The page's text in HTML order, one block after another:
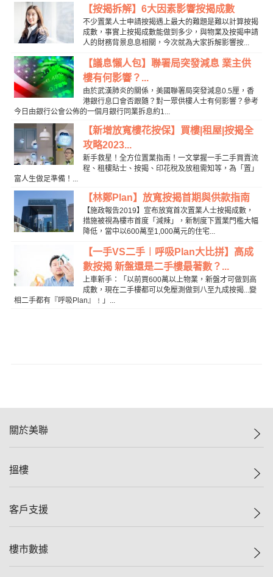
【按揭拆解】6大因素影響按揭成數
不少置業人士申請按揭遇上最大的難題是難以計算按揭
成數，事實上按揭成數能做到多少，與物業及按揭申請
人的財務背景息息相關，今次就為大家拆解影響按...
【議息懶人包】聯署局突發減息 業主供
樓有何影響？...
由於武漢肺炎的關係，美國聯署局突發減息0.5厘，香
港銀行息口會否跟隨？對一眾供樓人士有何影響？參考
今日由銀行公會公佈的一個月銀行同業拆息約1...
【新增放寬樓花按保】買樓|租屋|按揭全
攻略2023...
新手救星！全方位置業指南！一文掌握一手二手買賣流
程、租樓貼士、按揭、印花稅及放租需知等，為「置」
富人生做足準備！...
【林鄭Plan】放寬按揭首期與供款指南
【施政報告2019】宣布放寬首次置業人士按揭成數，
措施被視為樓巿首度「減辣」，新制度下置業門檻大幅
降低，當中以600萬至1,000萬元的住宅...
【一手VS二手︱呼吸Plan大比拼】高成
數按揭 新盤還是二手樓最著數？...
上車新手：「以前買600萬以上物業，新盤才可做到高
成數，現在二手樓都可以免壓測做到八至九成按揭...變
相二手都有『呼吸Plan』﹗」...
關於美聯
美聯集團
人才招募
搵樓
一手新盤
減價
客戶支援
自助放盤
樓市數據